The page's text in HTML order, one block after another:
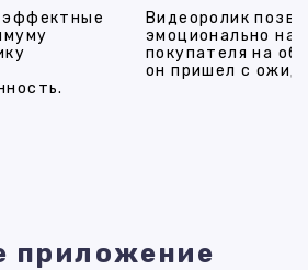
эффектные
Видеоролик
эмоционально
покупателя на
он пришел с
приложение